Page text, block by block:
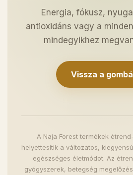
Energia, fókusz,
antioxidáns vagy a
mindegyikhez
Vissza a
A Naja Forest termékek
helyettesítik a változatos,
egészséges életmódot. Az
gyógyszerek, betegség